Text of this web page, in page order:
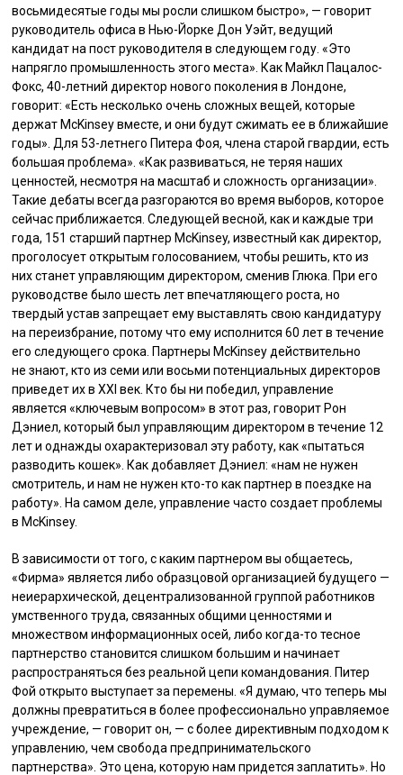
восьмидесятые годы мы росли слишком быстро», — говорит
руководитель офиса в Нью-Йорке Дон Уэйт, ведущий
кандидат на пост руководителя в следующем году. «Это
напрягло промышленность этого места». Как Майкл Пацалос-
Фокс, 40-летний директор нового поколения в Лондоне,
говорит: «Есть несколько очень сложных вещей, которые
держат McKinsey вместе, и они будут сжимать ее в ближайшие
годы». Для 53-летнего Питера Фоя, члена старой гвардии, есть
большая проблема». «Как развиваться, не теряя наших
ценностей, несмотря на масштаб и сложность организации».
Такие дебаты всегда разгораются во время выборов, которое
сейчас приближается. Следующей весной, как и каждые три
года, 151 старший партнер McKinsey, известный как директор,
проголосует открытым голосованием, чтобы решить, кто из
них станет управляющим директором, сменив Глюка. При его
руководстве было шесть лет впечатляющего роста, но
твердый устав запрещает ему выставлять свою кандидатуру
на переизбрание, потому что ему исполнится 60 лет в течение
его следующего срока. Партнеры McKinsey действительно
не знают, кто из семи или восьми потенциальных директоров
приведет их в XXI век. Кто бы ни победил, управление
является «ключевым вопросом» в этот раз, говорит Рон
Дэниел, который был управляющим директором в течение 12
лет и однажды охарактеризовал эту работу, как «пытаться
разводить кошек». Как добавляет Дэниел: «нам не нужен
смотритель, и нам не нужен кто-то как партнер в поездке на
работу». На самом деле, управление часто создает проблемы
в McKinsey.
В зависимости от того, с каким партнером вы общаетесь,
«Фирма» является либо образцовой организацией будущего —
неиерархической, децентрализованной группой работников
умственного труда, связанных общими ценностями и
множеством информационных осей, либо когда-то тесное
партнерство становится слишком большим и начинает
распространяться без реальной цепи командования. Питер
Фой открыто выступает за перемены. «Я думаю, что теперь мы
должны превратиться в более профессионально управляемое
учреждение, — говорит он, — с более директивным подходом к
управлению, чем свобода предпринимательского
партнерства». Это цена, которую нам придется заплатить». Но